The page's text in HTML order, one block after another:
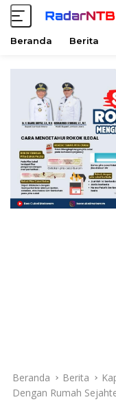
Beranda Berita
Beranda Berita
Dengan Rumah